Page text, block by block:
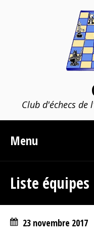
Club d'échecs
Menu
Liste équipes
23 novembre 2017